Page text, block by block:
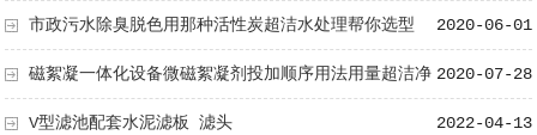
2020-06-01
市政污水除臭脱色用那种活性炭超洁水处理帮你选型
2020-07-28
磁絮凝一体化设备微磁絮凝剂投加顺序用法用量超洁净
水解说 2022-04-13
V型滤池配套水泥滤板 滤头